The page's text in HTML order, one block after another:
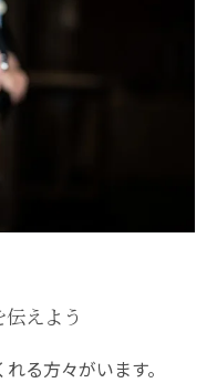
えよう
る方々がいます。